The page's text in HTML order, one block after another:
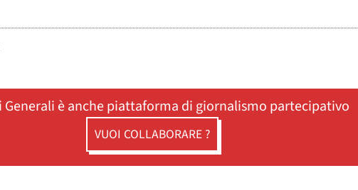
Generali è anche piattaforma di giornalismo partecipativo
VUOI COLLABORARE ?